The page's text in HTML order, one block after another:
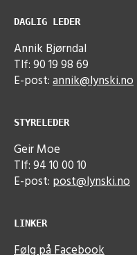
DAGLIG LEDER
Annik Bjørndal
Tlf: 90 19 98 69
E-post:annik@lynski.no
STYRELEDER
Geir Moe
Tlf: 94 10 00 10
E-post: post@lynski.no
LINKER
Følg på Facebook